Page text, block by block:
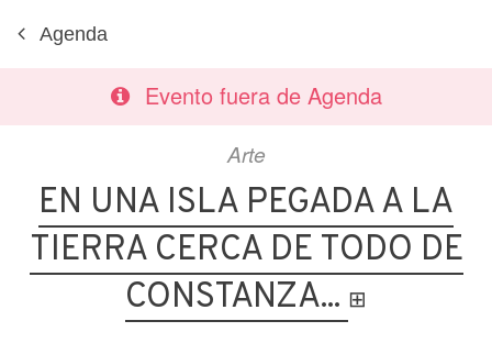
Agenda
Evento fuera de Agenda
Arte
EN UNA ISLA PEGADA A LA
TIERRA CERCA DE TODO DE
CONSTANZA... ⊞